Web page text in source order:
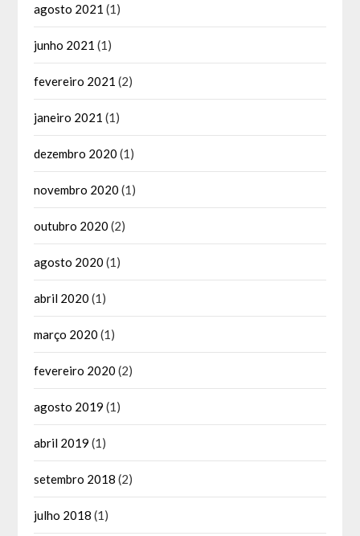
agosto 2021 (1)
junho 2021 (1)
fevereiro 2021 (2)
janeiro 2021 (1)
dezembro 2020 (1)
novembro 2020 (1)
outubro 2020 (2)
agosto 2020 (1)
abril 2020 (1)
março 2020 (1)
fevereiro 2020 (2)
agosto 2019 (1)
abril 2019 (1)
setembro 2018 (2)
julho 2018 (1)